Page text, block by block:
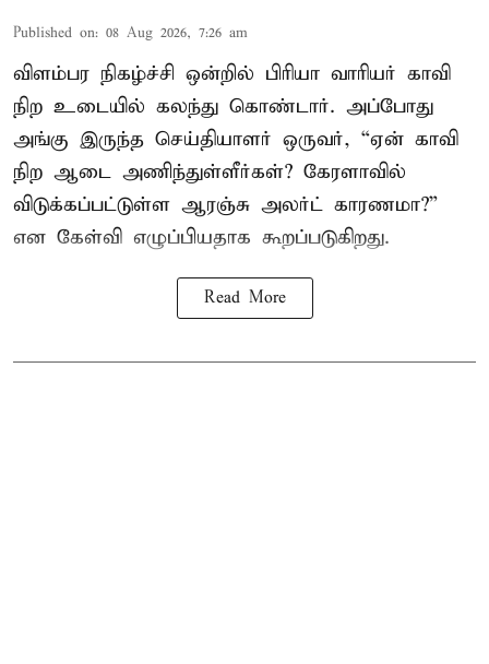
Published on: 08 Aug 2026, 7:26 am
விளம்பர நிகழ்ச்சி ஒன்றில் பிரியா வாரியர் காவி
நிற உடையில் கலந்து கொண்டார். அப்போது
அங்கு இருந்த செய்தியாளர் ஒருவர், “ஏன் காவி
நிற ஆடை அணிந்துள்ளீர்கள்? கேரளாவில்
விடுக்கப்பட்டுள்ள ஆரஞ்சு அலர்ட் காரணமா?”
என கேள்வி எழுப்பியதாக கூறப்படுகிறது.
Read More